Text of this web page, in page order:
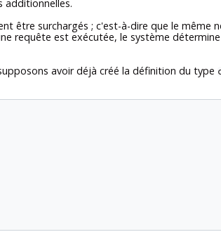
additionnelles.
être surchargés ; c'est-à-dire que le
requête est exécutée, le système
avoir déjà créé la définition du type